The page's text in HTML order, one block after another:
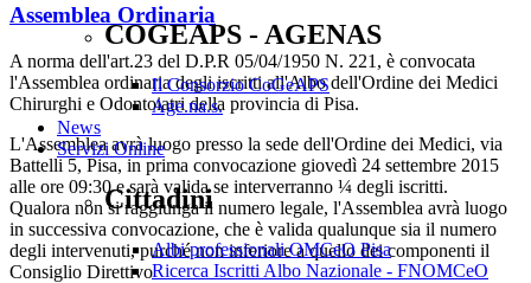
COGEAPS - AGENAS
Il Consorzio CoGeAPS
Age.na.s.
News
Servizi Online
Cittadini
Albi professionali OMCeO Pisa
Ricerca Iscritti Albo Nazionale - FNOMCeO
Assemblea Ordinaria
A norma dell'art.23 del D.P.R 05/04/1950 N. 221, è convocata
l'Assemblea ordinaria degli iscritti all'Albo dell'Ordine dei Medici
Chirurghi e Odontoiatri della provincia di Pisa.
L'Assemblea avrà luogo presso la sede dell'Ordine dei Medici, via
Battelli 5, Pisa, in prima convocazione giovedì 24 settembre 2015
alle ore 09:30 e sarà valida se interverranno ¼ degli iscritti.
Qualora non si raggiunga il numero legale, l'Assemblea avrà luogo
in successiva convocazione, che è valida qualunque sia il numero
degli intervenuti, purché non inferiore a quello dei componenti il
Consiglio Direttivo